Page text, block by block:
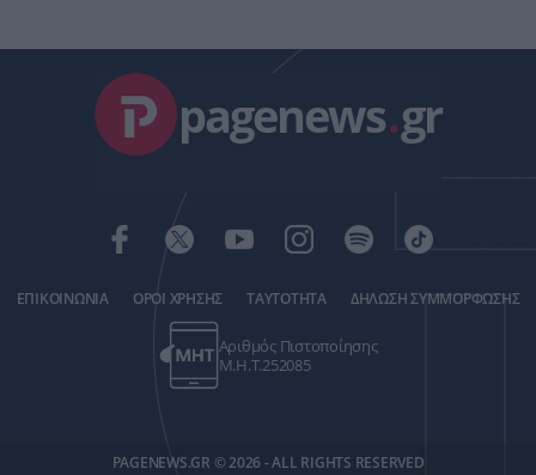
pagenews.gr
ΕΠΙΚΟΙΝΩΝΙΑ ΟΡΟΙ ΧΡΗΣΗΣ ΤΑΥΤΟΤΗΤΑ ΔΗΛΩΣΗ ΣΥΜΜΟΡΦΩΣΗΣ
Αριθμός Πιστοποίησης
Μ.Η.Τ.252085
PAGENEWS.GR © 2026 - ALL RIGHTS RESERVED